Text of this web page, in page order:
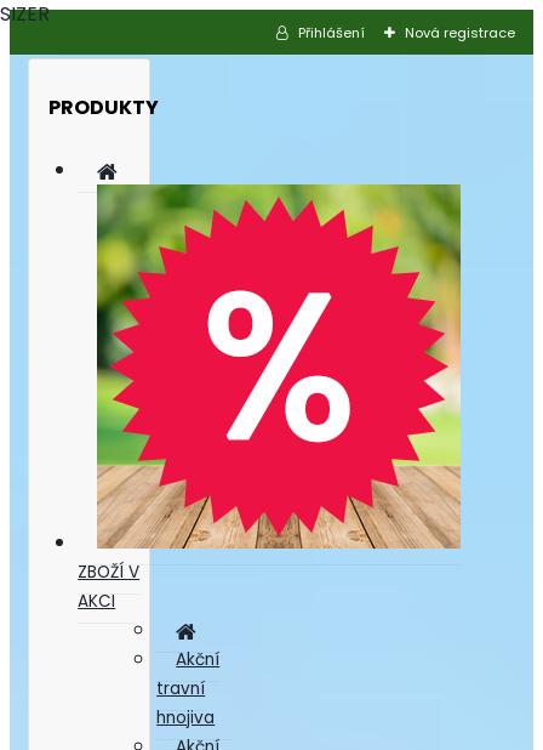
Přihlášení Nová registrace
PRODUKTY
ZBOŽÍ V
AKCI
Akční
travní
hnojiva
SIZER